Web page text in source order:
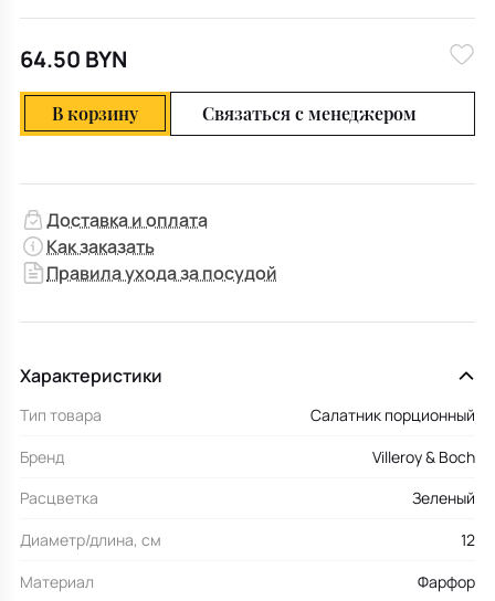
64.50 BYN
В корзину Связаться с менеджером
Доставка и оплата
Как заказать
Правила ухода за посудой
Характеристики
Тип товара
Салатник порционный
Бренд
Villeroy & Boch
Расцветка
Зеленый
Диаметр/длина, см
12
Материал
Фарфор